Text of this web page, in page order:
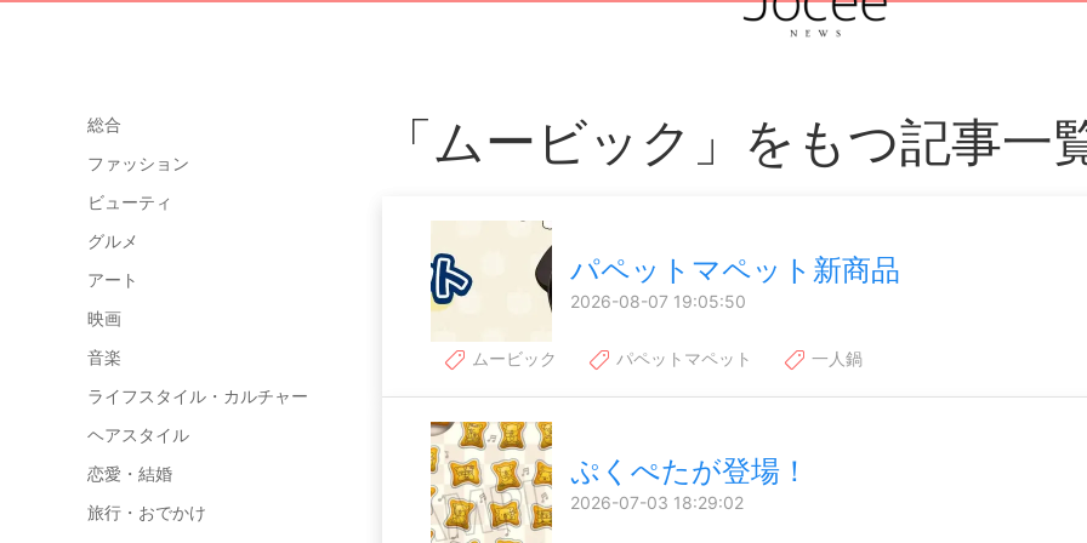
総合
ファッション
ビューティ
グルメ
アート
映画
音楽
ライフスタイル・カルチャー
ヘアスタイル
恋愛・結婚
旅行・おでかけ
「ムービック」をもつ記事一
パペットマペット新商品
2026-08-07 19:05:50
ムービック パペットマペット 一人鍋
ぷくぺたが登場！
2026-07-03 18:29:02